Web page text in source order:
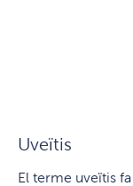
Uveïtis
El terme uveïtis